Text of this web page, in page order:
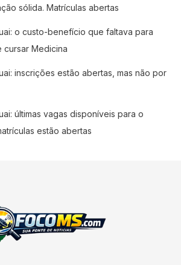
sólida. Matrículas abertas
o custo-benefício que faltava para
cursar Medicina
inscrições estão abertas, mas não por
últimas vagas disponíveis para o
estão abertas